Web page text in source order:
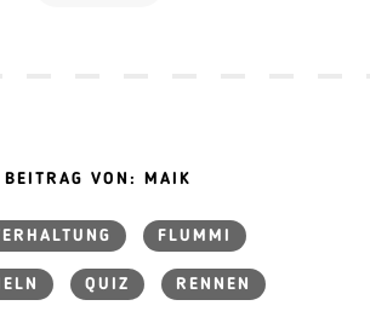
BEITRAG VON: MAIK
FLUMMI
QUIZ RENNEN